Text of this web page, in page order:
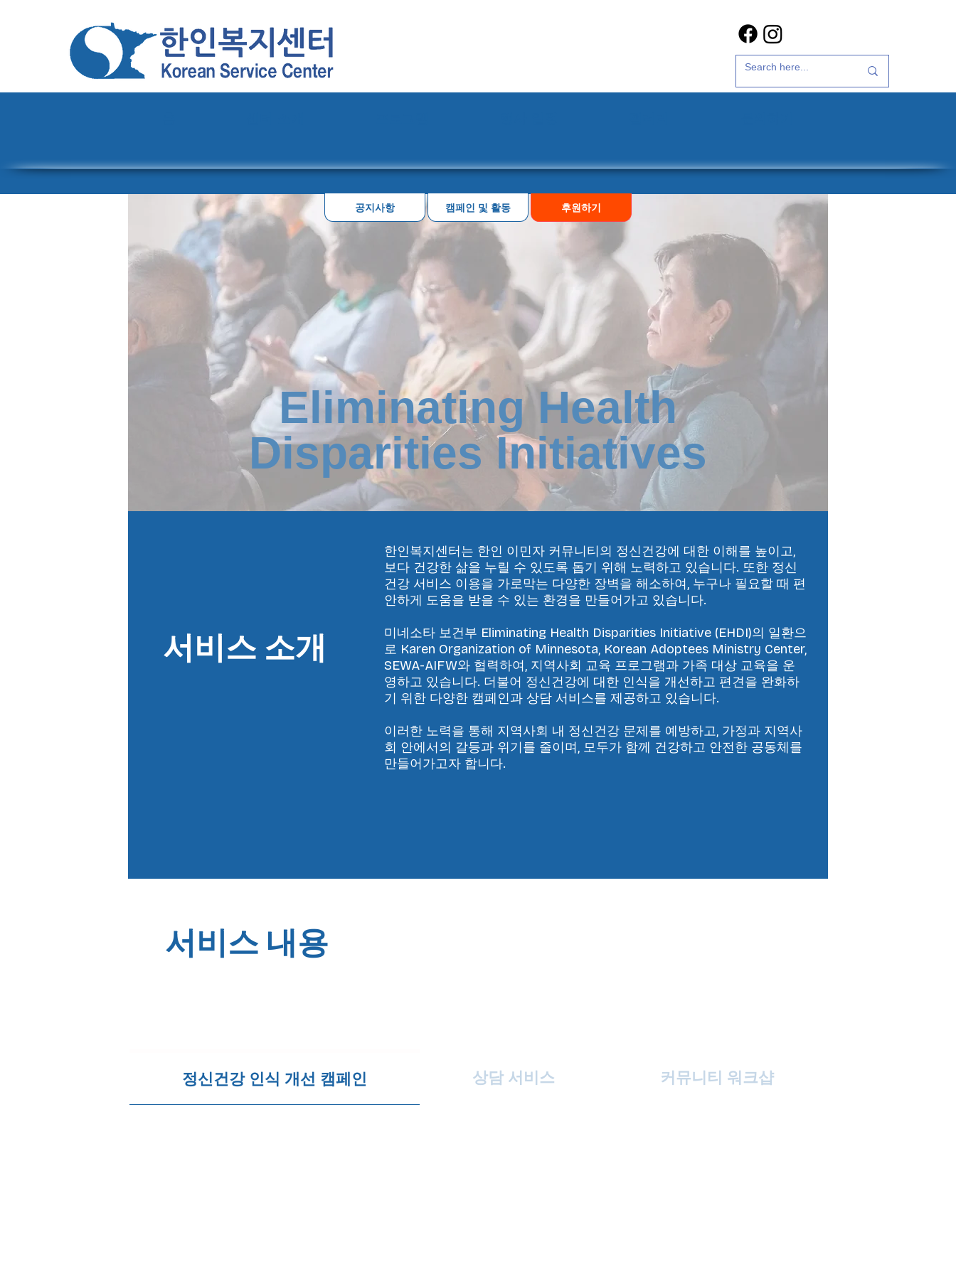
Eliminating Health
Disparities Initiatives
서비스 소개
한인복지센터는 한인 이민자 커뮤니티의 정신건강에 대한 이해를 높이고,
보다 건강한 삶을 누릴 수 있도록 돕기 위해 노력하고 있습니다. 또한 정신
건강 서비스 이용을 가로막는 다양한 장벽을 해소하여, 누구나 필요할 때 편
안하게 도움을 받을 수 있는 환경을 만들어가고 있습니다.
미네소타 보건부 Eliminating Health Disparities Initiative (EHDI)의 일환으
로 Karen Organization of Minnesota, Korean Adoptees Ministry Center,
SEWA-AIFW와 협력하여, 지역사회 교육 프로그램과 가족 대상 교육을 운
영하고 있습니다. 더불어 정신건강에 대한 인식을 개선하고 편견을 완화하
기 위한 다양한 캠페인과 상담 서비스를 제공하고 있습니다.
​이러한 노력을 통해 지역사회 내 정신건강 문제를 예방하고, 가정과 지역사
회 안에서의 갈등과 위기를 줄이며, 모두가 함께 건강하고 안전한 공동체를
만들어가고자 합니다.
서비스 내용
정신건강 인식 개선 캠페인 상담 서비스 커뮤니티 워크샵
공지사항 캠페인 및 활동 후원하기